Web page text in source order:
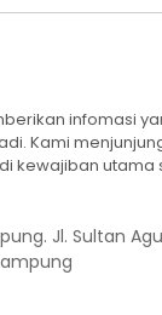
infomasi
Kami
kewajiban
Jl. Sultan